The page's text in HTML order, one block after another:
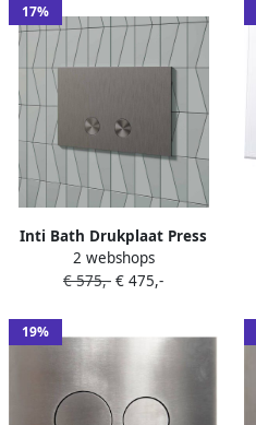
17%
Inti Bath Drukplaat Press
RVS 316 tbv UP320 UP720
TECE Brushed Brut Stainless
2 webshops
€ 575,- € 475,-
19%